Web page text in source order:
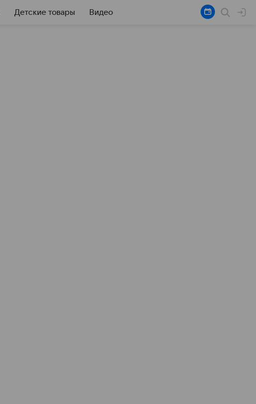
Детские товары Видео